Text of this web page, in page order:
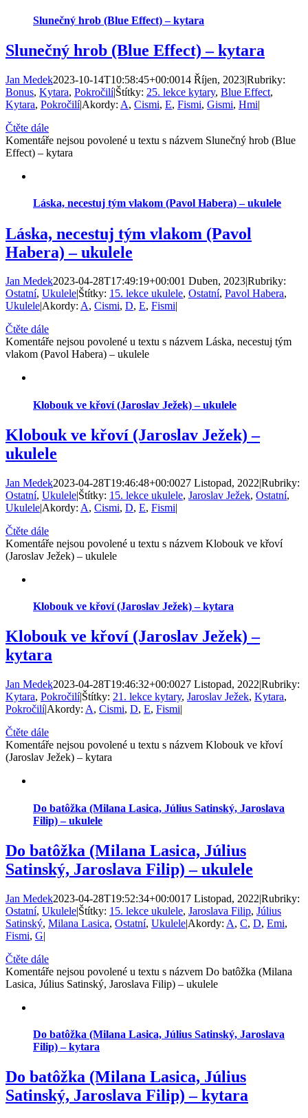
Slunečný hrob (Blue Effect) – kytara
Slunečný hrob (Blue Effect) – kytara
Jan Medek2023-10-14T10:58:45+00:0014 Říjen, 2023|Rubriky:
Bonus, Kytara, Pokročilí|Štítky: 25. lekce kytary, Blue Effect,
Kytara, Pokročilí|Akordy: A, Cismi, E, Fismi, Gismi, Hmi|
Čtěte dále
Komentáře nejsou povolené u textu s názvem Slunečný hrob (Blue
Effect) – kytara
Láska, necestuj tým vlakom (Pavol Habera) – ukulele
Láska, necestuj tým vlakom (Pavol
Habera) – ukulele
Jan Medek2023-04-28T17:49:19+00:001 Duben, 2023|Rubriky:
Ostatní, Ukulele|Štítky: 15. lekce ukulele, Ostatní, Pavol Habera,
Ukulele|Akordy: A, Cismi, D, E, Fismi|
Čtěte dále
Komentáře nejsou povolené u textu s názvem Láska, necestuj tým
vlakom (Pavol Habera) – ukulele
Klobouk ve křoví (Jaroslav Ježek) – ukulele
Klobouk ve křoví (Jaroslav Ježek) –
ukulele
Jan Medek2023-04-28T19:46:48+00:0027 Listopad, 2022|Rubriky:
Ostatní, Ukulele|Štítky: 15. lekce ukulele, Jaroslav Ježek, Ostatní,
Ukulele|Akordy: A, Cismi, D, E, Fismi|
Čtěte dále
Komentáře nejsou povolené u textu s názvem Klobouk ve křoví
(Jaroslav Ježek) – ukulele
Klobouk ve křoví (Jaroslav Ježek) – kytara
Klobouk ve křoví (Jaroslav Ježek) –
kytara
Jan Medek2023-04-28T19:46:32+00:0027 Listopad, 2022|Rubriky:
Kytara, Pokročilí|Štítky: 21. lekce kytary, Jaroslav Ježek, Kytara,
Pokročilí|Akordy: A, Cismi, D, E, Fismi|
Čtěte dále
Komentáře nejsou povolené u textu s názvem Klobouk ve křoví
(Jaroslav Ježek) – kytara
Do batôžka (Milana Lasica, Július Satinský, Jaroslava
Filip) – ukulele
Do batôžka (Milana Lasica, Július
Satinský, Jaroslava Filip) – ukulele
Jan Medek2023-04-28T19:52:34+00:0017 Listopad, 2022|Rubriky:
Ostatní, Ukulele|Štítky: 15. lekce ukulele, Jaroslava Filip, Július
Satinský, Milana Lasica, Ostatní, Ukulele|Akordy: A, C, D, Emi,
Fismi, G|
Čtěte dále
Komentáře nejsou povolené u textu s názvem Do batôžka (Milana
Lasica, Július Satinský, Jaroslava Filip) – ukulele
Do batôžka (Milana Lasica, Július Satinský, Jaroslava
Filip) – kytara
Do batôžka (Milana Lasica, Július
Satinský, Jaroslava Filip) – kytara